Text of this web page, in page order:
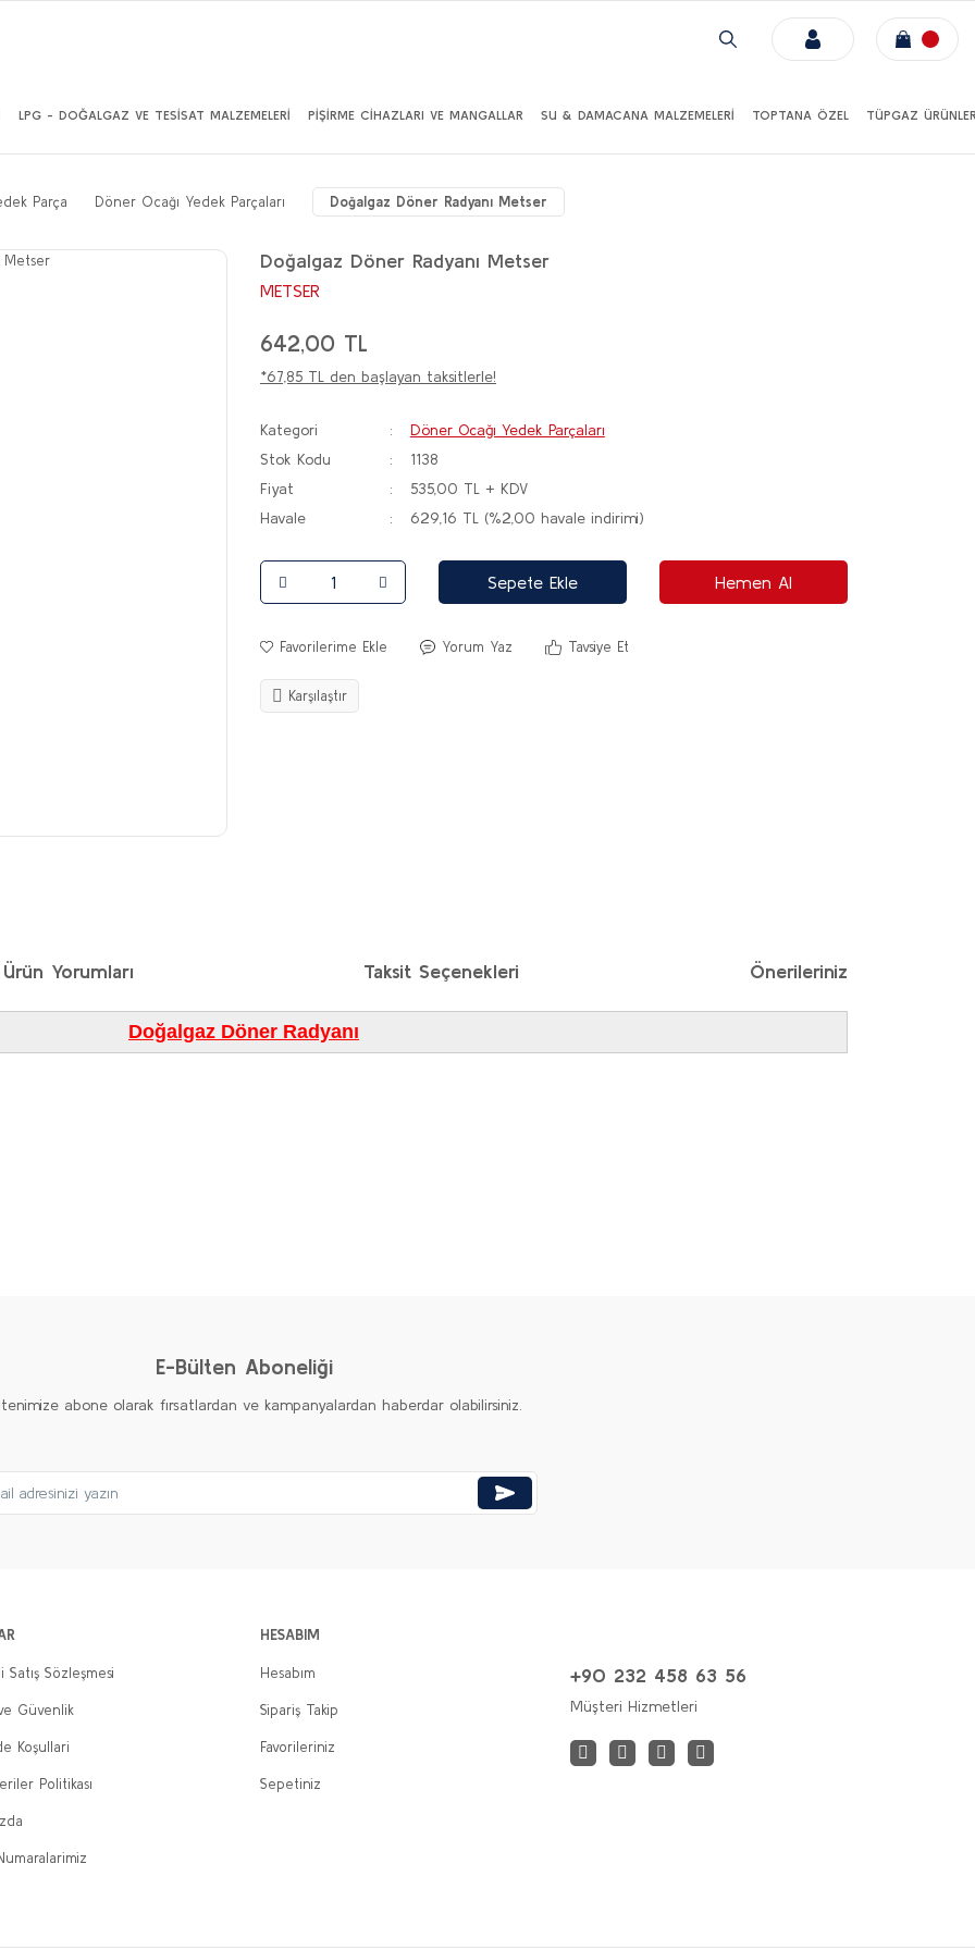
LPG - DOĞALGAZ VE TESİSAT MALZEMELERİ PİŞİRME CİHAZLARI VE MANGALLAR SU & DAMACANA MALZEMELERİ TOPTANA ÖZEL TÜPGAZ
Parça Döner Ocağı Yedek Parçaları Doğalgaz Döner Radyanı Metser
Doğalgaz Döner Radyanı Metser
METSER
642,00 TL
*67,85 TL den başlayan taksitlerle!
Kategori
Döner Ocağı Yedek Parçaları
Stok Kodu
1138
Fiyat
535,00 TL + KDV
Havale
629,16 TL (%2,00 havale indirimi)
Sepete Ekle Hemen Al
Yorum Yaz Tavsiye Et
Karşılaştır
Ürün Yorumları Taksit Seçenekleri Önerileriniz
Doğalgaz Döner Radyanı
E-Bülten Aboneliği
abone olarak fırsatlardan ve kampanyalardan haberdar olabilirsiniz.
Satış Sözleşmesi
Güvenlik
Koşullari
Politikası
HESABIM
Hesabım
Sipariş Takip
Favorileriniz
Sepetiniz
+90 232 458 63 56
Müşteri Hizmetleri